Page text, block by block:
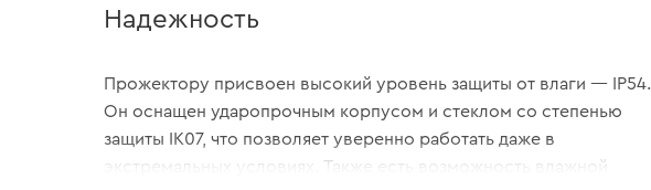
Надежность
Прожектору присвоен высокий уровень защиты от влаги — IP54.
Он оснащен ударопрочным корпусом и стеклом со степенью
защиты IK07, что позволяет уверенно работать даже в
экстремальных условиях. Также есть возможность влажной